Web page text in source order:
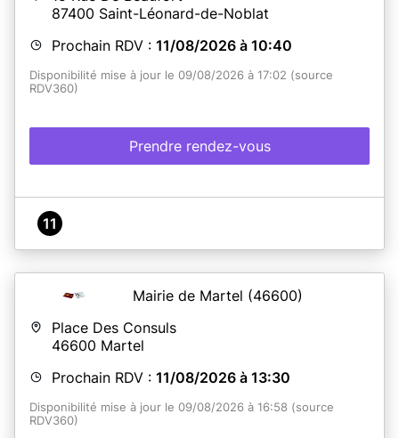
87400 Saint-Léonard-de-Noblat
Prochain RDV : 11/08/2026 à 10:40
Disponibilité mise à jour le 09/08/2026 à 17:02 (source
RDV360)
Prendre rendez-vous
11
Mairie de Martel (46600)
Place Des Consuls
46600 Martel
Prochain RDV : 11/08/2026 à 13:30
Disponibilité mise à jour le 09/08/2026 à 16:58 (source
RDV360)